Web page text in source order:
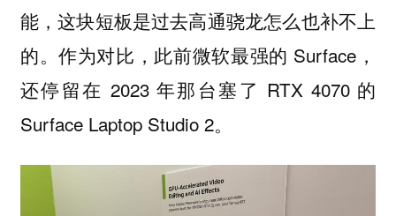
能，这块短板是过去高通骁龙怎么也补不上
的。作为对比，此前微软最强的 Surface，
还停留在 2023 年那台塞了 RTX 4070 的
Surface Laptop Studio 2。